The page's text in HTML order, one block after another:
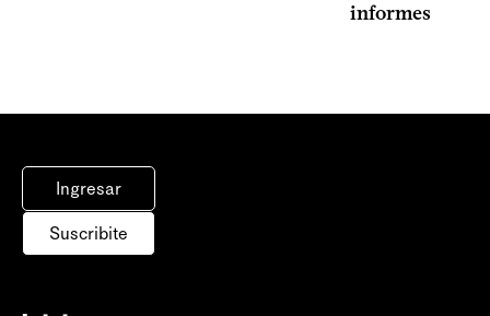
informes
Ingresar
Suscribite